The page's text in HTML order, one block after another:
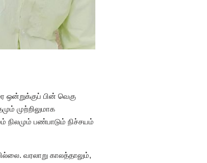
பின் வெகு
முற்றிலுமாக
நிலமும் பண்பாடும் நிச்சயம்
வரலாறு காலத்தாலும்,